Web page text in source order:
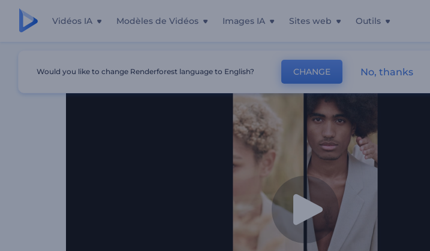
Vidéos IA Modèles de Vidéos Images IA Sites web Outils
Would you like to change Renderforest language to English? CHANGE No, thanks